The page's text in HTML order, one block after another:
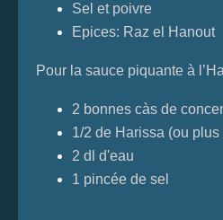
Sel et poivre
Epices: Raz el Hanout
Pour la sauce piquante à
2 bonnes càs de
1/2 de Harissa (ou
2 dl d'eau
1 pincée de sel